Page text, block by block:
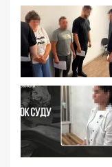
Вже зараз
зарплати має
цій ситуації
пенсіонерів,
Найлегший
фактично
Водночас
років,
віком.